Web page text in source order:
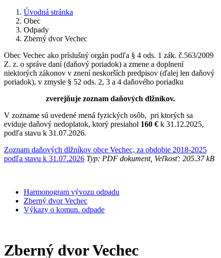
Úvodná stránka
Obec
Odpady
Zberný dvor Vechec
Obec Vechec ako príslušný orgán podľa § 4 ods. 1 zák. č.563/2009
Z. z. o správe daní (daňový poriadok) a zmene a doplnení
niektorých zákonov v znení neskorších predpisov (ďalej len daňový
poriadok), v zmysle § 52 ods. 2, 3 a 4 daňového poriadku
zverejňuje zoznam daňových dlžníkov.
V zozname sú uvedené mená fyzických osôb, pri ktorých sa
eviduje daňový nedoplatok, ktorý presiahol 160 € k 31.12.2025,
podľa stavu k 31.07.2026.
Zoznam daňových dlžníkov obce Vechec, za obdobie 2018-2025
podľa stavu k 31.07.2026 Typ: PDF dokument, Veľkosť: 205.37 kB
Harmonogram vývozu odpadu
Zberný dvor Vechec
Výkazy o komun. odpade
Zberný dvor Vechec